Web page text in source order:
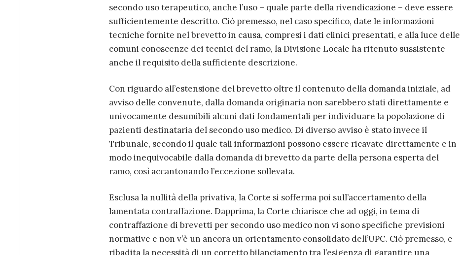
secondo uso terapeutico, anche l’uso – quale parte della rivendicazione – deve essere
sufficientemente descritto. Ciò premesso, nel caso specifico, date le informazioni
tecniche fornite nel brevetto in causa, compresi i dati clinici presentati, e alla luce delle
comuni conoscenze dei tecnici del ramo, la Divisione Locale ha ritenuto sussistente
anche il requisito della sufficiente descrizione.
Con riguardo all’estensione del brevetto oltre il contenuto della domanda iniziale, ad
avviso delle convenute, dalla domanda originaria non sarebbero stati direttamente e
univocamente desumibili alcuni dati fondamentali per individuare la popolazione di
pazienti destinataria del secondo uso medico. Di diverso avviso è stato invece il
Tribunale, secondo il quale tali informazioni possono essere ricavate direttamente e in
modo inequivocabile dalla domanda di brevetto da parte della persona esperta del
ramo, così accantonando l’eccezione sollevata.
Esclusa la nullità della privativa, la Corte si sofferma poi sull’accertamento della
lamentata contraffazione. Dapprima, la Corte chiarisce che ad oggi, in tema di
contraffazione di brevetti per secondo uso medico non vi sono specifiche previsioni
normative e non v’è un ancora un orientamento consolidato dell’UPC. Ciò premesso, e
ribadita la necessità di un corretto bilanciamento tra l’esigenza di garantire una